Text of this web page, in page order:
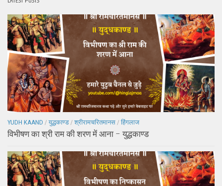
YUDH KAAND / युद्धकाण्ड / श्रीरामचरितमानस / हिंगलाज
विभीषण का श्री राम की शरण में आना – युद्धकाण्ड